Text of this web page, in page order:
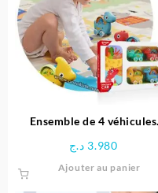
Ensemble de 4 véhicules
– HUANGER
3.980 د.ج
Ajouter au panier